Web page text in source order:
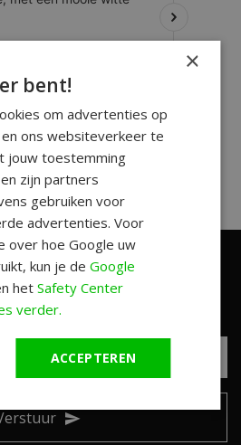
unieke aanbiedingen
×
bent!
om advertenties op
ons websiteverkeer te
jouw toestemming
zijn partners
gebruiken voor
advertenties. Voor
over hoe Google uw
kun je deGoogle
hetSafety Center
verder.
ACCEPTEREN